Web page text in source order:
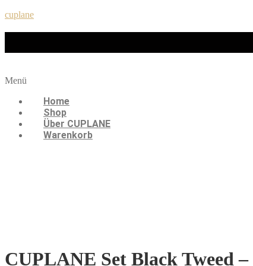
cuplane
Menü
Home
Shop
Über CUPLANE
Warenkorb
CUPLANE Set Black Tweed